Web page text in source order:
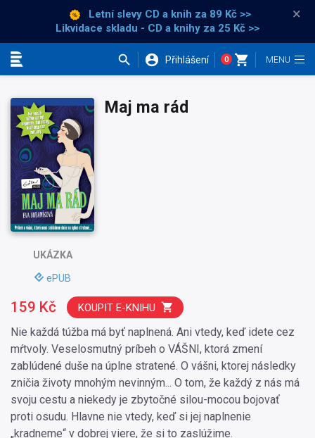
Letní slevy CD a knih za 89 Kč >>
Likvidace skladu - CD a knihy za 25 Kč >>
×
Přihlášení 0
UKÁZKA
ePUB
Maj ma rád
Nie každá túžba má byť naplnená. Ani vtedy, keď idete cez
mŕtvoly. Veselosmutný príbeh o VÁŠNI, ktorá zmení
zablúdené duše na úplne stratené. O vášni, ktorej následky
zničia životy mnohým nevinným... O tom, že každý z nás má
svoju cestu a niekedy je zbytočné silou-mocou bojovať
proti osudu. Hlavne nie vtedy, keď si jej naplnenie
„kradneme“ v dobrej viere, že si to zaslúžime.
159 Kč KOUPIT E-KNIHU